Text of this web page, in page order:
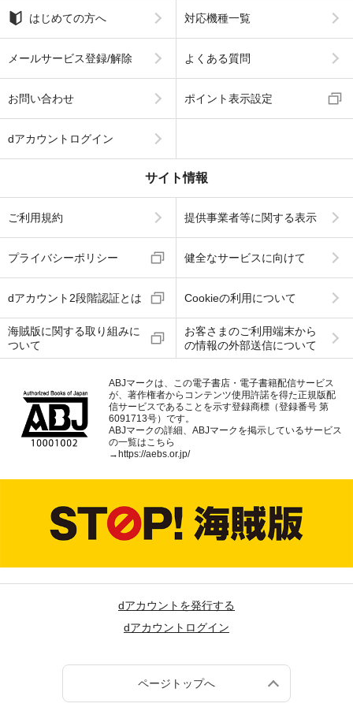
はじめての方へ 対応機種一覧
メールサービス登録/解除 よくある質問
お問い合わせ ポイント表示設定
dアカウントログイン
サイト情報
ご利用規約 提供事業者等に関する表示
プライバシーポリシー 健全なサービスに向けて
dアカウント2段階認証とは Cookieの利用について
海賊版に関する取り組みに
ついて
お客さまのご利用端末から
の情報の外部送信について
ABJマークは、この電子書店・電子書籍配信サービス
が、著作権者からコンテンツ使用許諾を得た正規版配
信サービスであることを示す登録商標（登録番号 第
6091713号）です。
ABJマークの詳細、ABJマークを掲示しているサービス
の一覧はこちら
→ https://aebs.or.jp/
dアカウントを発行する
dアカウントログイン
ページトップへ